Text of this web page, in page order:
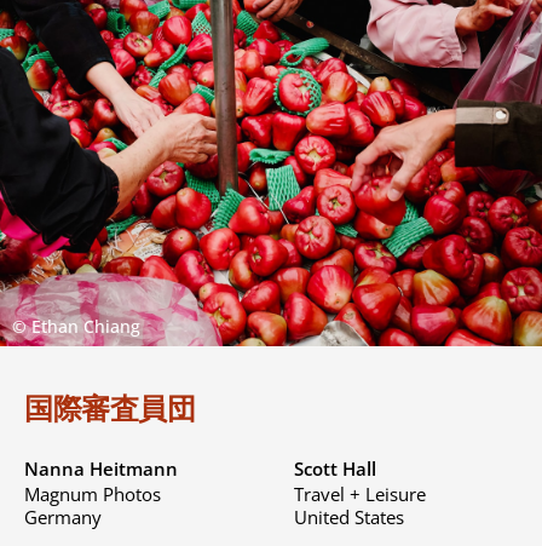
© Ethan Chiang
国際審査員団
Nanna Heitmann
Magnum Photos
Germany
Scott Hall
Travel + Leisure
United States